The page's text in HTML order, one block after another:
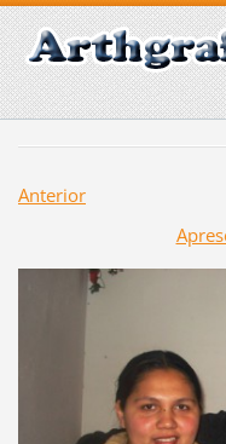
Anterior